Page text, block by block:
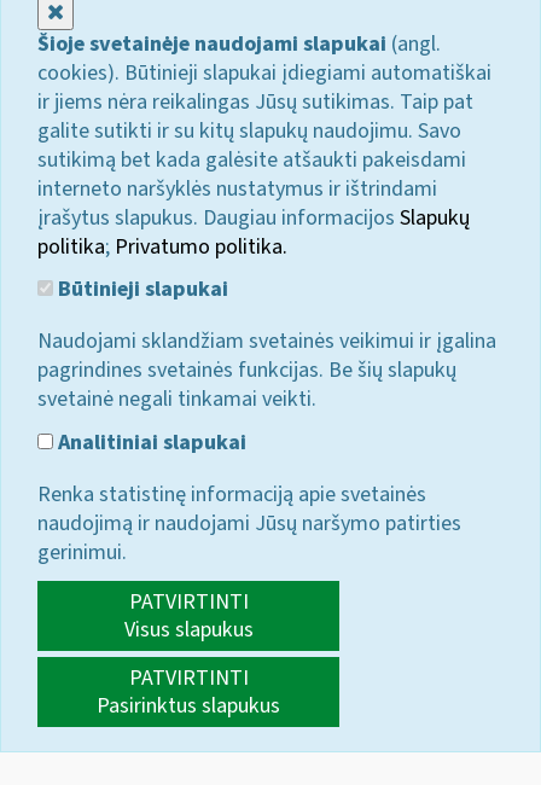
Šioje svetainėje naudojami slapukai (angl.
cookies). Būtinieji slapukai įdiegiami automatiškai
ir jiems nėra reikalingas Jūsų sutikimas. Taip pat
galite sutikti ir su kitų slapukų naudojimu. Savo
sutikimą bet kada galėsite atšaukti pakeisdami
interneto naršyklės nustatymus ir ištrindami
įrašytus slapukus. Daugiau informacijos Slapukų
politika; Privatumo politika.
Būtinieji slapukai
Naudojami sklandžiam svetainės veikimui ir įgalina
pagrindines svetainės funkcijas. Be šių slapukų
svetainė negali tinkamai veikti.
Analitiniai slapukai
Renka statistinę informaciją apie svetainės
naudojimą ir naudojami Jūsų naršymo patirties
gerinimui.
PATVIRTINTI
Visus slapukus
PATVIRTINTI
Pasirinktus slapukus